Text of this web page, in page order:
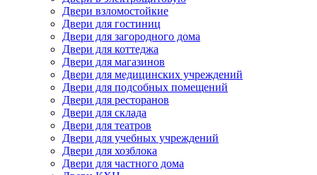
Двери взломостойкие
Двери для гостиниц
Двери для загородного дома
Двери для коттеджа
Двери для магазинов
Двери для медицинских учреждений
Двери для подсобных помещений
Двери для ресторанов
Двери для склада
Двери для театров
Двери для учебных учреждений
Двери для хозблока
Двери для частного дома